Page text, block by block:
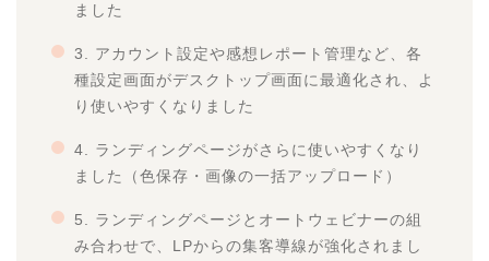
ました
3. アカウント設定や感想レポート管理など、各
種設定画面がデスクトップ画面に最適化され、よ
り使いやすくなりました
4. ランディングページがさらに使いやすくなり
ました（色保存・画像の一括アップロード）
5. ランディングページとオートウェビナーの組
み合わせで、LPからの集客導線が強化されまし